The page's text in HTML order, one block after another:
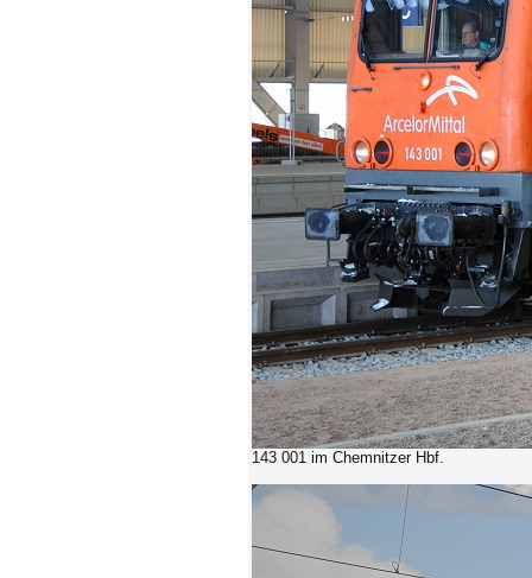
143 001 im Chemnitzer Hbf.